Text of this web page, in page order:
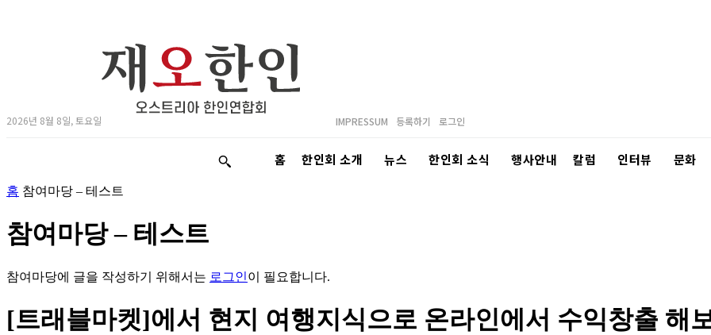
2026년 8월 8일, 토요일 IMPRESSUM 등록하기 로그인
홈 한인회 소개 뉴스 한인회 소식 행사안내 칼럼 인터뷰 문화
홈 참여마당 – 테스트
참여마당 – 테스트
참여마당에 글을 작성하기 위해서는 로그인이 필요합니다.
[트래블마켓]에서 현지 여행지식으로 온라인에서 수익창출 해